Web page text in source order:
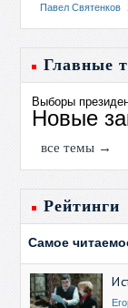
Павел Святенков
Главные
Выборы
Новые
все темы →
Рейтинги
Самое